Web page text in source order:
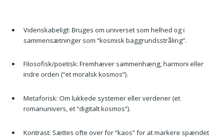
Videnskabeligt: Bruges om universet som helhed og i
sammensætninger som “kosmisk baggrundsstråling”.
Filosofisk/poetisk: Fremhæver sammenhæng, harmoni eller
indre orden (“et moralsk kosmos”).
Metaforisk: Om lukkede systemer eller verdener (et
romanunivers, et “digitalt kosmos”).
Kontrast: Sættes ofte over for “kaos” for at markere spændet